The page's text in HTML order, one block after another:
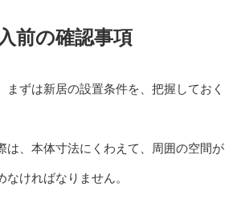
前の確認事項
まずは新居の設置条件を、把握しておく
は、本体寸法にくわえて、周囲の空間が
ければなりません。